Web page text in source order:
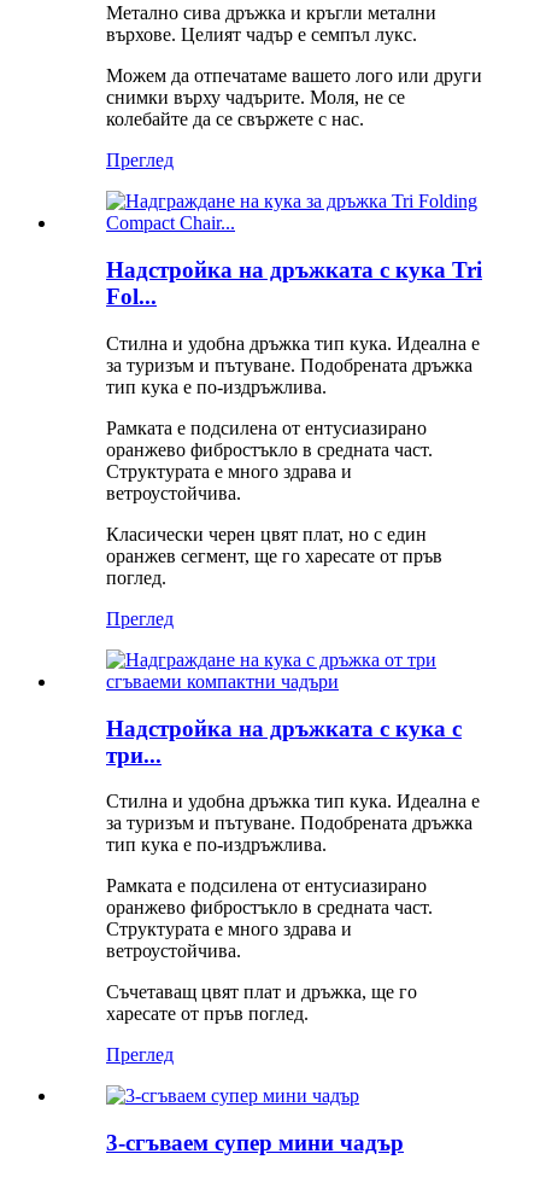
Метално сива дръжка и кръгли метални
върхове. Целият чадър е семпъл лукс.
Можем да отпечатаме вашето лого или други
снимки върху чадърите. Моля, не се
колебайте да се свържете с нас.
Преглед
Надстройка на дръжката с кука Tri
Fol...
Стилна и удобна дръжка тип кука. Идеална е
за туризъм и пътуване. Подобрената дръжка
тип кука е по-издръжлива.
Рамката е подсилена от ентусиазирано
оранжево фибростъкло в средната част.
Структурата е много здрава и
ветроустойчива.
Класически черен цвят плат, но с един
оранжев сегмент, ще го харесате от пръв
поглед.
Преглед
Надстройка на дръжката с кука с
три...
Стилна и удобна дръжка тип кука. Идеална е
за туризъм и пътуване. Подобрената дръжка
тип кука е по-издръжлива.
Рамката е подсилена от ентусиазирано
оранжево фибростъкло в средната част.
Структурата е много здрава и
ветроустойчива.
Съчетаващ цвят плат и дръжка, ще го
харесате от пръв поглед.
Преглед
3-сгъваем супер мини чадър